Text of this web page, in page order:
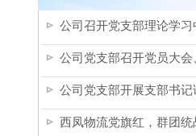
公司召开党支部理论学
公司党支部召开党员大
公司党支部开展支部书记
西凤物流党旗红，群团